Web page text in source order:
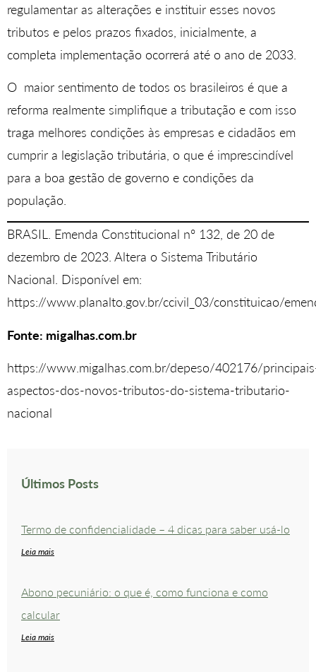
regulamentar as alterações e instituir esses novos
tributos e pelos prazos fixados, inicialmente, a
completa implementação ocorrerá até o ano de 2033.
O maior sentimento de todos os brasileiros é que a
reforma realmente simplifique a tributação e com isso
traga melhores condições às empresas e cidadãos em
cumprir a legislação tributária, o que é imprescindível
para a boa gestão de governo e condições da
população.
BRASIL. Emenda Constitucional nº 132, de 20 de
dezembro de 2023. Altera o Sistema Tributário
Nacional. Disponível em:
https://www.planalto.gov.br/ccivil_03/constituicao/
Fonte: migalhas.com.br
https://www.migalhas.com.br/depeso/402176/
aspectos-dos-novos-tributos-do-sistema-tributario-
nacional
Últimos Posts
Termo de confidencialidade – 4 dicas para saber usá-lo
Leia mais
Abono pecuniário: o que é, como funciona e como
calcular
Leia mais